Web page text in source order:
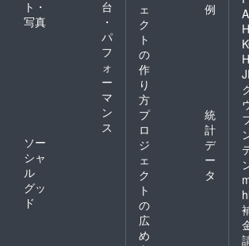
ト・
写真
台
・
パ
フ
ォ
ー
マ
ン
ス
ソー
シャ
ル
グッ
ド
ェ
ク
ト
の
作
り
方
例
プ
ロ
ジ
ェ
ク
ト
の
広
め
統
計
デ
ー
タ